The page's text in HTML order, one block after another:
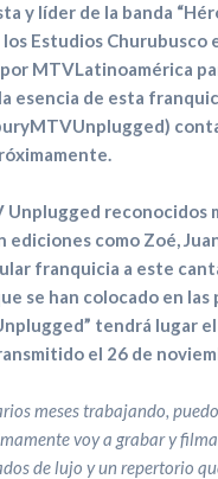
y líder de la banda
Estudios Churubusco
MTVLatinoamérica
esencia de esta
Unplugged reconocidos
ediciones como Zoé,
franquicia a este
se han colocado en
tendrá lugar
el 26 de
meses trabajando,
voy a grabar y
de lujo y un repertorio